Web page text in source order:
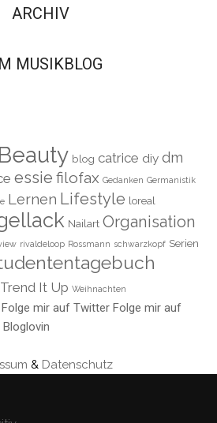
ARCHIV
MUSIKBLOG
Beauty blog catrice diy dm
essie filofax Gedanken Germanistik
Lernen Lifestyle loreal
Nailart Organisation
rivaldeloop Rossmann schwarzkopf Serien
Trend It Up Weihnachten
Folge mir auf Twitter Folge mir auf
& Datenschutz